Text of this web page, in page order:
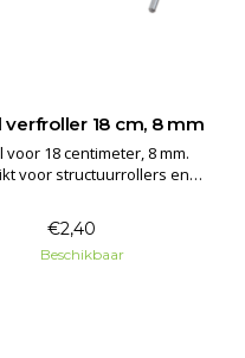
verfroller 18 cm, 8 mm
voor 18 centimeter, 8 mm.
voor structuurrollers en
cm en gat 8 mm.
€2,40
Beschikbaar